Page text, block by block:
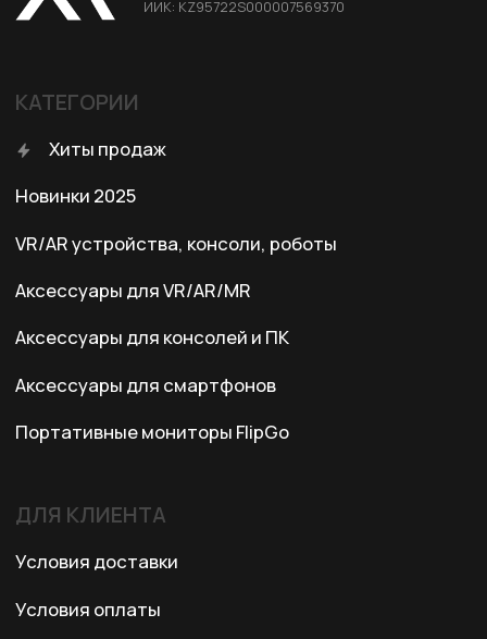
Разработка сайта ZERO.STUDIO
Заказать звонок
Условия оплаты
Казахстан, Алматы, ул. Карасай
батыра, БЦ Карасай, блок В,
3 этаж, 301 офис
Адрес: